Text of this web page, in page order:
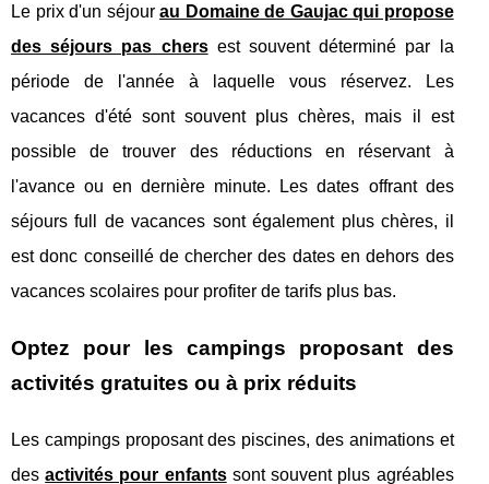
Le prix d'un séjourau Domaine de Gaujac qui propose
des séjours pas chersest souvent déterminé par la
période de l'année à laquelle vous réservez. Les
vacances d'été sont souvent plus chères, mais il est
possible de trouver des réductions en réservant à
l'avance ou en dernière minute. Les dates offrant des
séjours full de vacances sont également plus chères, il
est donc conseillé de chercher des dates en dehors des
vacances scolaires pour profiter de tarifs plus bas.
Optez pour les campings proposant des
activités gratuites ou à prix réduits
Les campings proposant des piscines, des animations et
desactivités pour enfantssont souvent plus agréables